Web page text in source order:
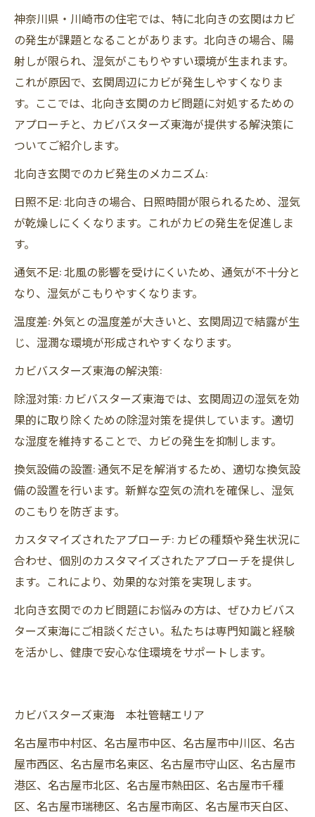
神奈川県・川崎市の住宅では、特に北向きの玄関はカビ
の発生が課題となることがあります。北向きの場合、陽
射しが限られ、湿気がこもりやすい環境が生まれます。
これが原因で、玄関周辺にカビが発生しやすくなりま
す。ここでは、北向き玄関のカビ問題に対処するための
アプローチと、カビバスターズ東海が提供する解決策に
ついてご紹介します。
北向き玄関でのカビ発生のメカニズム:
日照不足: 北向きの場合、日照時間が限られるため、湿気
が乾燥しにくくなります。これがカビの発生を促進しま
す。
通気不足: 北風の影響を受けにくいため、通気が不十分と
なり、湿気がこもりやすくなります。
温度差: 外気との温度差が大きいと、玄関周辺で結露が生
じ、湿潤な環境が形成されやすくなります。
カビバスターズ東海の解決策:
除湿対策: カビバスターズ東海では、玄関周辺の湿気を効
果的に取り除くための除湿対策を提供しています。適切
な湿度を維持することで、カビの発生を抑制します。
換気設備の設置: 通気不足を解消するため、適切な換気設
備の設置を行います。新鮮な空気の流れを確保し、湿気
のこもりを防ぎます。
カスタマイズされたアプローチ: カビの種類や発生状況に
合わせ、個別のカスタマイズされたアプローチを提供し
ます。これにより、効果的な対策を実現します。
北向き玄関でのカビ問題にお悩みの方は、ぜひカビバス
ターズ東海にご相談ください。私たちは専門知識と経験
を活かし、健康で安心な住環境をサポートします。
カビバスターズ東海 本社管轄エリア
名古屋市中村区、名古屋市中区、名古屋市中川区、名古
屋市西区、名古屋市名東区、名古屋市守山区、名古屋市
港区、名古屋市北区、名古屋市熱田区、名古屋市千種
区、名古屋市瑞穂区、名古屋市南区、名古屋市天白区、